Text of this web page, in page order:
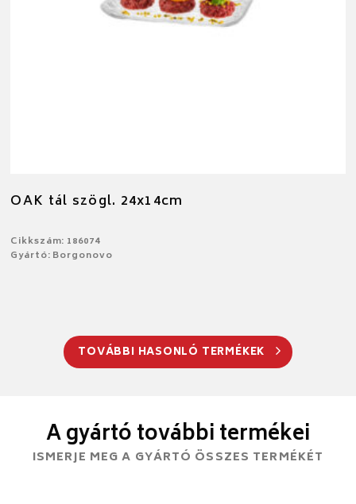
OAK tál szögl. 24x14cm
Cikkszám: 186074
Gyártó: Borgonovo
TOVÁBBI HASONLÓ TERMÉKEK
A gyártó további termékei
ISMERJE MEG A GYÁRTÓ ÖSSZES TERMÉKÉT